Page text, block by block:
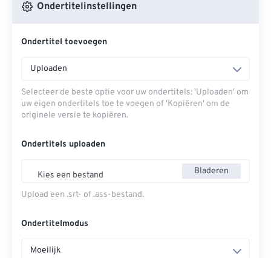
Ondertitelinstellingen
Ondertitel toevoegen
Uploaden
Selecteer de beste optie voor uw ondertitels: 'Uploaden' om
uw eigen ondertitels toe te voegen of 'Kopiëren' om de
originele versie te kopiëren.
Ondertitels uploaden
Kies een bestand Bladeren
Upload een .srt- of .ass-bestand.
Ondertitelmodus
Moeilijk